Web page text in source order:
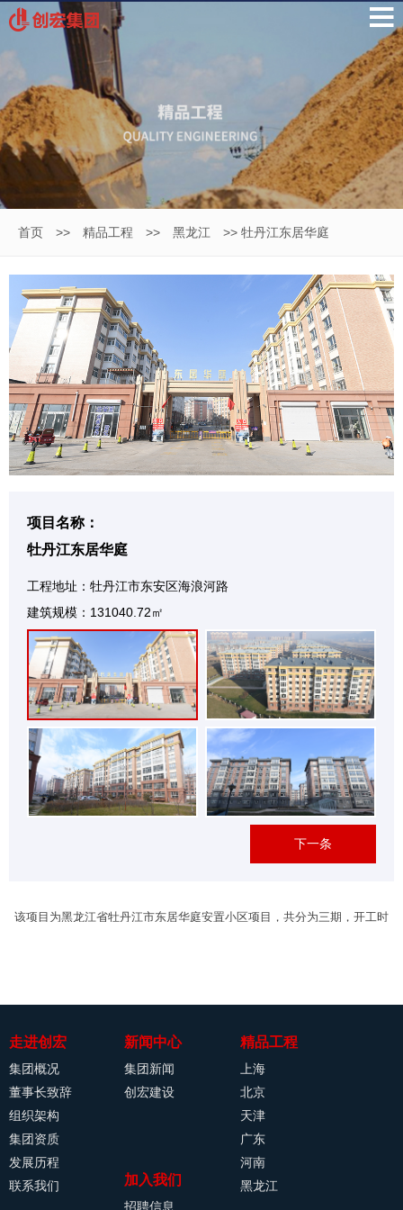
首页 >> 精品工程 >> 黑龙江 >> 牡丹江东居华庭
项目名称：
牡丹江东居华庭
工程地址：牡丹江市东安区海浪河路
建筑规模：131040.72㎡
下一条
该项目为黑龙江省牡丹江市东居华庭安置小区项目，共分为三期，开工时
走进创宏
集团概况
董事长致辞
组织架构
集团资质
发展历程
联系我们
新闻中心
集团新闻
创宏建设
加入我们
招聘信息
精品工程
上海
北京
天津
广东
河南
黑龙江